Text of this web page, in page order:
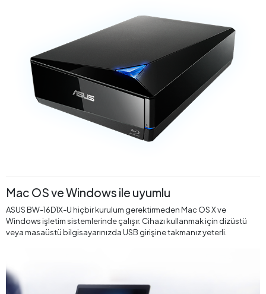
Mac OS ve Windows ile uyumlu
ASUS BW-16D1X-U hiçbir kurulum gerektirmeden Mac OS X ve
Windows işletim sistemlerinde çalışır. Cihazı kullanmak için dizüstü
veya masaüstü bilgisayarınızda USB girişine takmanız yeterli.